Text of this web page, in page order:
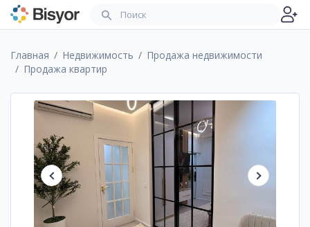
Главная Недвижимость
Продажа недвижимости
Продажа квартир